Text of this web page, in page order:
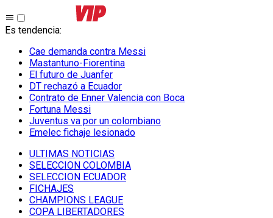
Es tendencia:
Cae demanda contra Messi
Mastantuno-Fiorentina
El futuro de Juanfer
DT rechazó a Ecuador
Contrato de Enner Valencia con Boca
Fortuna Messi
Juventus va por un colombiano
Emelec fichaje lesionado
ULTIMAS NOTICIAS
SELECCION COLOMBIA
SELECCION ECUADOR
FICHAJES
CHAMPIONS LEAGUE
COPA LIBERTADORES